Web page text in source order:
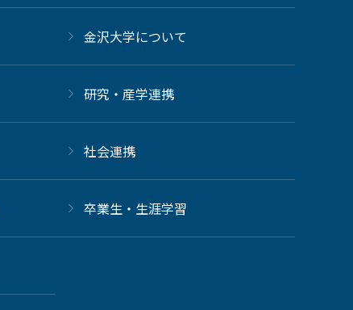
金沢大学について
研究・産学連携
社会連携
卒業生・生涯学習